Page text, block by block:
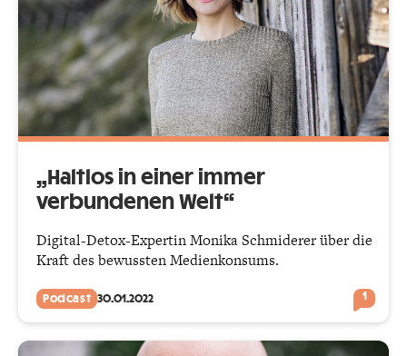
„Haltlos in einer immer
verbundenen Welt“
Digital-Detox-Expertin Monika Schmiderer über die
Kraft des bewussten Medienkonsums.
Podcast 30.01.2022 1